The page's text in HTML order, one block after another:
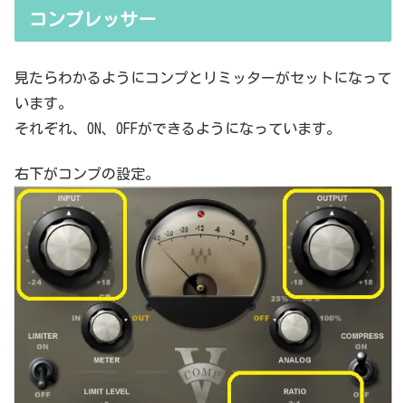
で基本的なつまみに関する説明を毎回書くのも、それはそれで面倒く
コンプレッサー
見たらわかるようにコンプとリミッターがセットになって
います。
それぞれ、ON、OFFができるようになっています。
右下がコンプの設定。